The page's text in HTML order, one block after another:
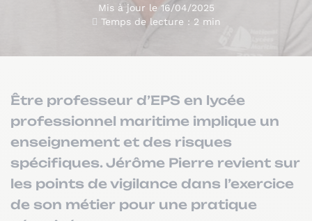
Mis à jour le 16/04/2025
Temps de lecture : 2 min
Être professeur d’EPS en lycée
professionnel maritime implique un
enseignement et des risques
spécifiques. Jérôme Pierre revient sur
les points de vigilance dans l’exercice
de son métier pour une pratique